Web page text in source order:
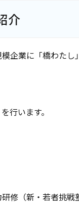
介
企業に「橋わた
行います。
修（新・若者挑戦